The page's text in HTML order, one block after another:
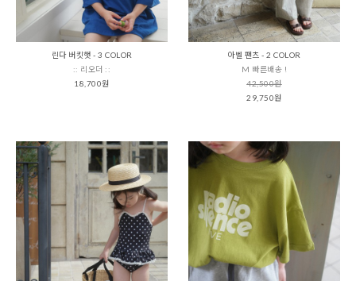
린다 버킷햇 - 3 COLOR
:: 리오더 ::
18,700원
아벨 팬츠 - 2 COLOR
M 빠른배송 !
42,500원
29,750원